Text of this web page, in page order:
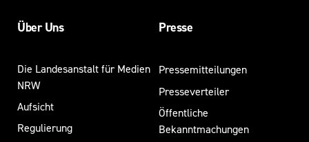
Über Uns
Die Landesanstalt für Medien
NRW
Aufsicht
Regulierung
Presse
Pressemitteilungen
Presseverteiler
Öffentliche
Bekanntmachungen